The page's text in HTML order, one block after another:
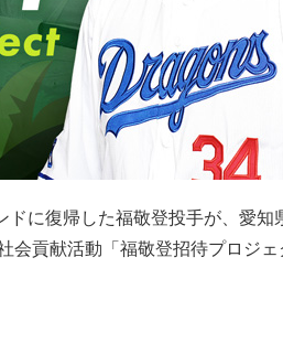
に復帰した福敬登投手が、愛知
会貢献活動「福敬登招待プロジ